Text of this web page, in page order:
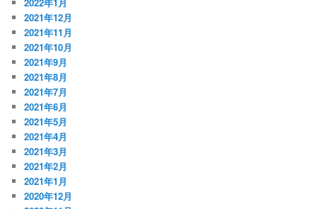
2021年12月
2021年11月
2021年10月
2021年9月
2021年8月
2021年7月
2021年6月
2021年5月
2021年4月
2021年3月
2021年2月
2021年1月
2020年12月